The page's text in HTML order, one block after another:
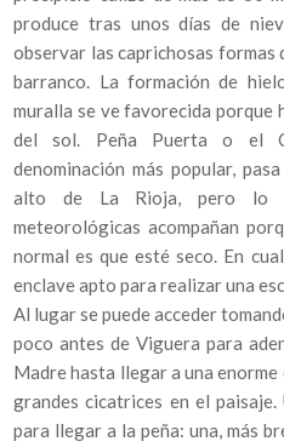
produce tras unos días de
observar las caprichosas formas
barranco. La formación de
muralla se ve favorecida porque
del sol. Peña Puerta o el
denominación más popular,
alto de La Rioja, pero lo
meteorológicas acompañan
normal es que esté seco. En
enclave apto para realizar una
Al lugar se puede acceder
poco antes de Viguera para
Madre hasta llegar a una
grandes cicatrices en el
para llegar a la peña: una, más